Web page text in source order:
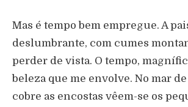
Mas é tempo bem empregue. A
deslumbrante, com cumes
perder de vista. O tempo,
beleza que me envolve. No mar
cobre as encostas vêem-se os